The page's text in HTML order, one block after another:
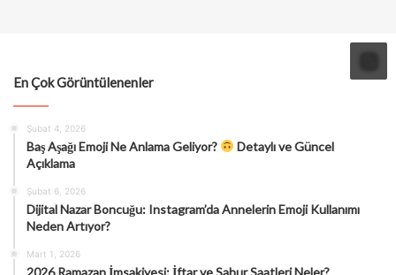
En Çok Görüntülenenler
Şubat 4, 2026
Baş Aşağı Emoji Ne Anlama Geliyor?
Detaylı ve Güncel
Açıklama
Şubat 6, 2026
Dijital Nazar Boncuğu: Instagram’da Annelerin Emoji Kullanımı
Neden Artıyor?
Mart 1, 2026
2026 Ramazan İmsakiyesi: İftar ve Sahur Saatleri Neler?